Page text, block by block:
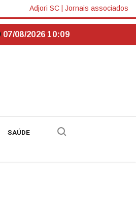
Adjori SC Jornais associados
07/08/2026 10:09
SAÚDE